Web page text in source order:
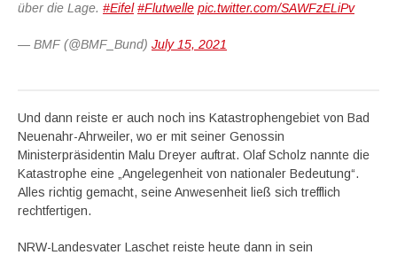
über die Lage. #Eifel #Flutwelle pic.twitter.com/SAWFzELiPv
— BMF (@BMF_Bund) July 15, 2021
Und dann reiste er auch noch ins Katastrophengebiet von Bad
Neuenahr-Ahrweiler, wo er mit seiner Genossin
Ministerpräsidentin Malu Dreyer auftrat. Olaf Scholz nannte die
Katastrophe eine „Angelegenheit von nationaler Bedeutung“.
Alles richtig gemacht, seine Anwesenheit ließ sich trefflich
rechtfertigen.
NRW-Landesvater Laschet reiste heute dann in sein